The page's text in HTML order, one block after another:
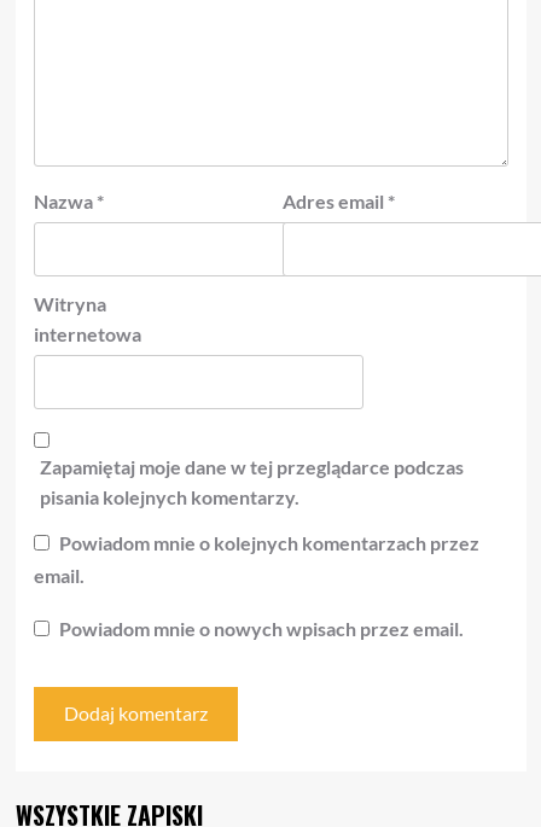
Nazwa * Adres email *
Witryna
internetowa
Zapamiętaj moje dane w tej przeglądarce podczas
pisania kolejnych komentarzy.
Powiadom mnie o kolejnych komentarzach przez
email.
Powiadom mnie o nowych wpisach przez email.
WSZYSTKIE ZAPISKI